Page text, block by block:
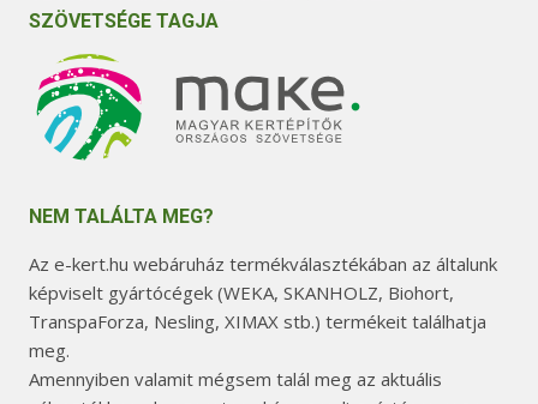
SZÖVETSÉGE TAGJA
NEM TALÁLTA MEG?
Az e-kert.hu webáruház termékválasztékában az általunk
képviselt gyártócégek (WEKA, SKANHOLZ, Biohort,
TranspaForza, Nesling, XIMAX stb.) termékeit találhatja
meg.
Amennyiben valamit mégsem talál meg az aktuális